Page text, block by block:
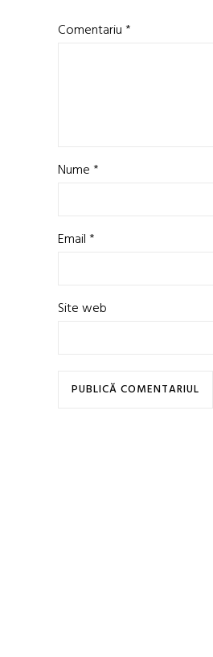
Comentariu*
Nume*
Email*
Site web